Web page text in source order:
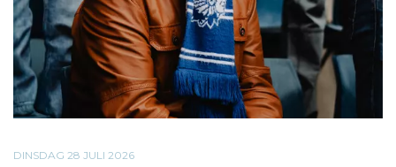
DINSDAG 28 JULI 2026